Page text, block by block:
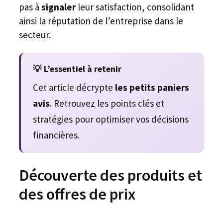
pas à signalerleur satisfaction, consolidant
ainsi la réputation de l’entreprise dans le
secteur.
💡 L’essentiel à retenir
Cet article décrypte les petits paniers
avis. Retrouvez les points clés et
stratégies pour optimiser vos décisions
financières.
Découverte des produits et
des offres de prix